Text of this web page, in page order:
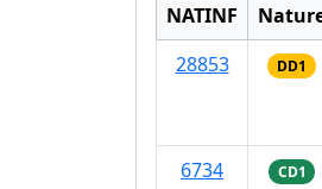
NATINF
28853
DD1
6734
CD1